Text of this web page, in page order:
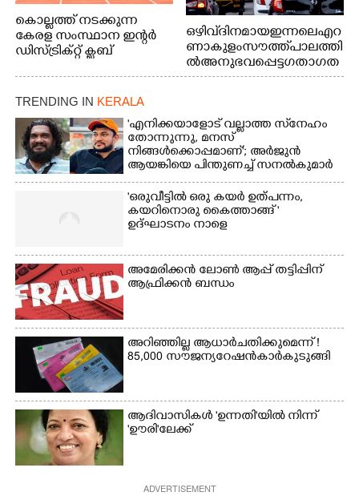
കൊല്ലത്ത് നടക്കുന്ന
കേരള സംസ്ഥാന ഇന്റർ
ഡിസ്ട്രിക്റ്റ് ക്ലബ്
20 ആൺകുട്ടികളുടെ 200
മത്സരത്തിനിടെ സിന്തറ്റിക്
ട്രാക്കിന് കുറുകെ ഓടുന്ന
നായകൾ.
ഒഴിവ് ദിനമായ ഇന്നലെ എറ
ണാകുളം സൗത്ത് പാലത്തി
ൽ അനുഭവപ്പെട്ട ഗതാഗത
ക്കുരുക്ക്
TRENDING IN KERALA
'എനിക്കയാളോട് വല്ലാത്ത സ്‌നേഹം
തോന്നുന്നു, മനസ്
നിങ്ങൾക്കൊപ്പമാണ്'; അർജുൻ
ആയങ്കിയെ പിന്തുണച്ച് സനൽകുമാർ
'ഒരുവീട്ടിൽ ഒരു കയർ ഉത്പന്നം,
കയറിനൊരു കൈത്താങ്ങ് '
ഉദ്ഘാടനം നാളെ
അമേരിക്കൻ ലോൺ ആപ്പ് തട്ടിപ്പിന്
ആഫ്രിക്കൻ ബന്ധം
അറിഞ്ഞില്ല ആധാർ ചതിക്കുമെന്ന് !
85,000 സൗജന്യ റേഷൻകാർ കുടുങ്ങി
ആദിവാസികൾ 'ഉന്നതി'യിൽ നിന്ന്
'ഊരി'ലേക്ക്
ADVERTISEMENT